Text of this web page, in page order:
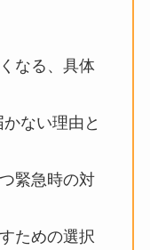
なる、具体
ない理由と
緊急時の対
ための選択